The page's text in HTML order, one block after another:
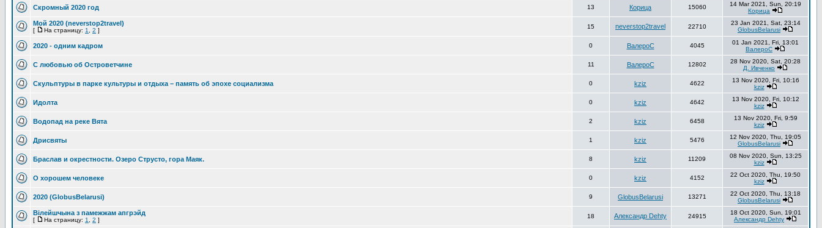
Скромный 2020 год 13 Корица 15060
14 Mar 2021, Sun, 20:19
Корица
Мой 2020 (neverstop2travel)
[ На страницу: 1 2 ]
15 neverstop2travel 22710
23 Jan 2021, Sat, 23:14
GlobusBelarusi
2020 - одним кадром 0 ВалероС 4045
01 Jan 2021, Fri, 13:01
ВалероС
С любовью об Островетчине 11 ВалероС 12802
28 Nov 2020, Sat, 20:28
Д. Ивченко
Скульптуры в парке культуры и отдыха – память об эпохе социализма 0 kziz 4622
13 Nov 2020, Fri, 10:16
kziz
Идолта 0 kziz 4642
13 Nov 2020, Fri, 10:12
kziz
Водопад на реке Вята 2 kziz 6458
13 Nov 2020, Fri, 9:59
kziz
Дрисвяты 1 kziz 5476
12 Nov 2020, Thu, 19:05
GlobusBelarusi
Браслав и окрестности. Озеро Струсто, гора Маяк. 8 kziz 11209
08 Nov 2020, Sun, 13:25
kziz
О хорошем человеке 0 kziz 4152
22 Oct 2020, Thu, 19:50
kziz
2020 (GlobusBelarusi) 9 GlobusBelarusi 13271
22 Oct 2020, Thu, 13:18
GlobusBelarusi
Вілейшчына з памежжам апгрэйд
[ На страницу: 1 2 ]
18 Александр Dehty 24915
18 Oct 2020, Sun, 19:01
Александр Dehty